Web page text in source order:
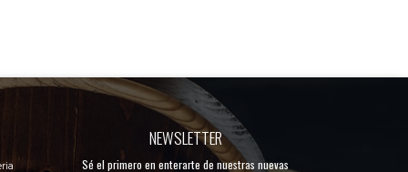
NEWSLETTER
Sé el primero en enterarte de nuestras nuevas